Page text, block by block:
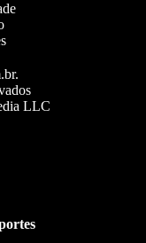
LLC